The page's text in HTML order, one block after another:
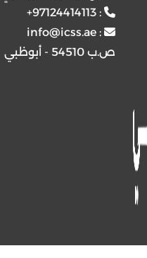
:
+97124414113
:
info@icss.ae
ص.ب 54510 - أبوظبي